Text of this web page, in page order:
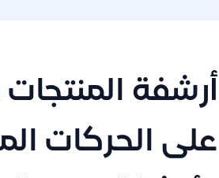
أرشفة
على الحركات